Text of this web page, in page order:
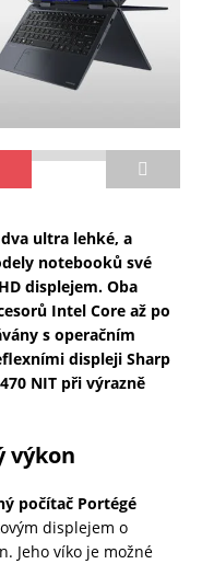
ultra lehké, a
notebooků své
displejem. Oba
Intel Core až po
s operačním
displeji Sharp
NIT při výrazně
výkon
počítač Portégé
displejem o
Jeho víko je možné